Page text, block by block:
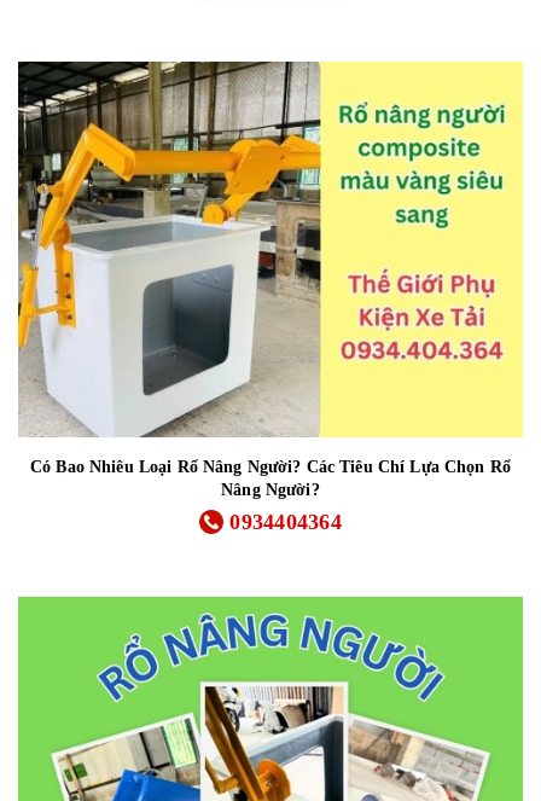
Có Bao Nhiêu Loại Rổ Nâng Người? Các Tiêu Chí Lựa Chọn Rổ
Nâng Người?
0934404364